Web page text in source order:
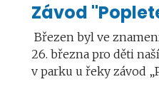
Závod
Březen byl ve
26. března pro děti
v parku u řeky závod